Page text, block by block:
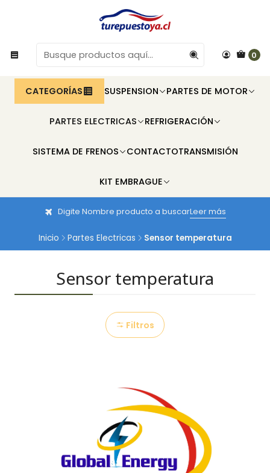
0
CATEGORÍAS SUSPENSION PARTES DE MOTOR
PARTES ELECTRICAS REFRIGERACIÓN
SISTEMA DE FRENOS CONTACTOTRANSMISIÓN
KIT EMBRAGUE
Digite Nombre producto a buscarLeer más
Inicio Partes Electricas Sensor temperatura
Sensor temperatura
Filtros